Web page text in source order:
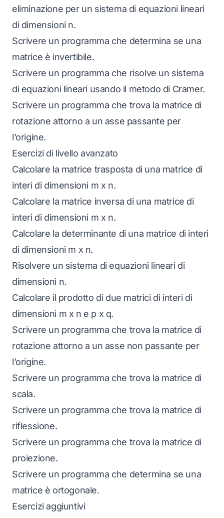
eliminazione per un sistema di equazioni lineari
di dimensioni n.
Scrivere un programma che determina se una
matrice è invertibile.
Scrivere un programma che risolve un sistema
di equazioni lineari usando il metodo di Cramer.
Scrivere un programma che trova la matrice di
rotazione attorno a un asse passante per
l’origine.
Esercizi di livello avanzato
Calcolare la matrice trasposta di una matrice di
interi di dimensioni m x n.
Calcolare la matrice inversa di una matrice di
interi di dimensioni m x n.
Calcolare la determinante di una matrice di interi
di dimensioni m x n.
Risolvere un sistema di equazioni lineari di
dimensioni n.
Calcolare il prodotto di due matrici di interi di
dimensioni m x n e p x q.
Scrivere un programma che trova la matrice di
rotazione attorno a un asse non passante per
l’origine.
Scrivere un programma che trova la matrice di
scala.
Scrivere un programma che trova la matrice di
riflessione.
Scrivere un programma che trova la matrice di
proiezione.
Scrivere un programma che determina se una
matrice è ortogonale.
Esercizi aggiuntivi